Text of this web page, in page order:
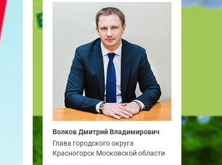
Волков Дмитрий Владимирович
Глава городского округа
Красногорск Московской области